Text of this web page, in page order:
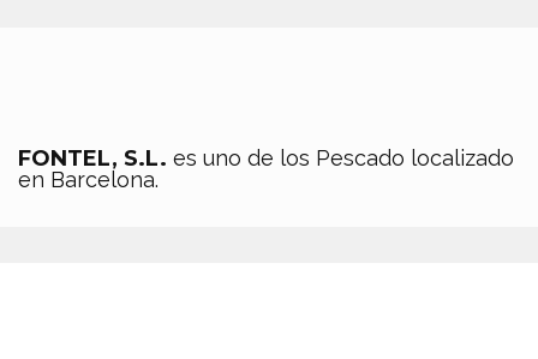
FONTEL, S.L. es uno de los Pescado localizado
en Barcelona.